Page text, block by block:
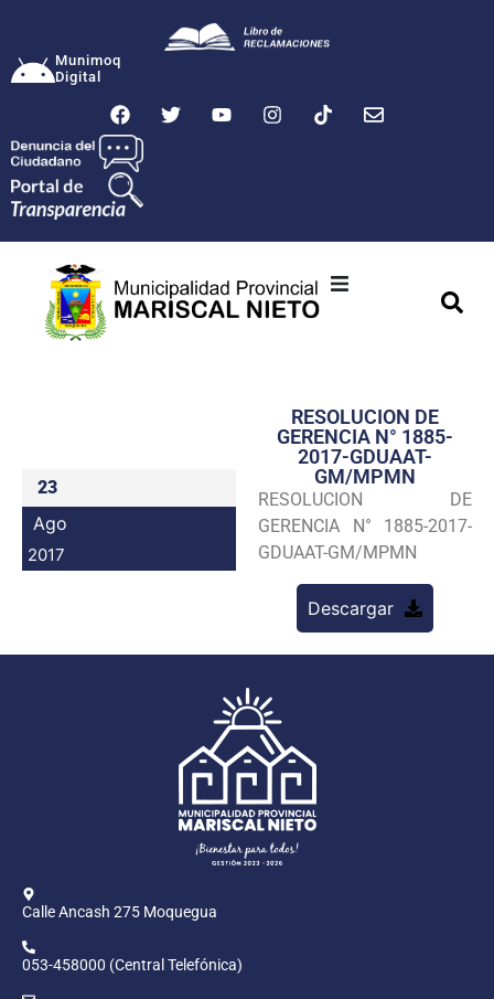
Munimoq
Digital
Transparencia
Seguridad
Programas
23
Ago
2017
RESOLUCION DE
GERENCIA N° 1885-
2017-GDUAAT-
GM/MPMN
RESOLUCION DE
GERENCIA N° 1885-2017-
GDUAAT-GM/MPMN
Descargar
Calle Ancash 275 Moquegua
053-458000 (Central Telefónica)